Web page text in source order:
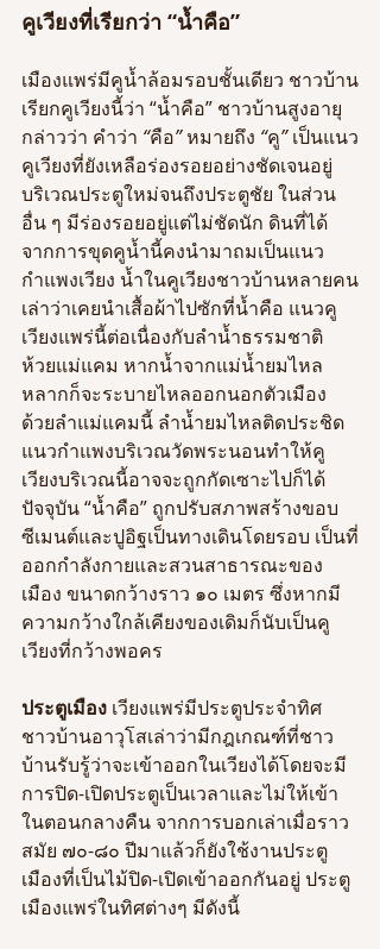
คูเวียงที่เรียกว่า “น้ำคือ”
เมืองแพร่มีคูน้ำล้อมรอบชั้นเดียว ชาวบ้าน
เรียกคูเวียงนี้ว่า “น้ำคือ” ชาวบ้านสูงอายุ
กล่าวว่า คำว่า “คือ” หมายถึง “คู” เป็นแนว
คูเวียงที่ยังเหลือร่องรอยอย่างชัดเจนอยู่
บริเวณประตูใหม่จนถึงประตูชัย ในส่วน
อื่น ๆ มีร่องรอยอยู่แต่ไม่ชัดนัก ดินที่ได้
จากการขุดคูน้ำนี้คงนำมาถมเป็นแนว
กำแพงเวียง น้ำในคูเวียงชาวบ้านหลายคน
เล่าว่าเคยนำเสื้อผ้าไปซักที่น้ำคือ แนวคู
เวียงแพร่นี้ต่อเนื่องกับลำน้ำธรรมชาติ
ห้วยแม่แคม หากน้ำจากแม่น้ำยมไหล
หลากก็จะระบายไหลออกนอกตัวเมือง
ด้วยลำแม่แคมนี้ ลำน้ำยมไหลติดประชิด
แนวกำแพงบริเวณวัดพระนอนทำให้คู
เวียงบริเวณนี้อาจจะถูกกัดเซาะไปก็ได้
ปัจจุบัน “น้ำคือ” ถูกปรับสภาพสร้างขอบ
ซีเมนต์และปูอิฐเป็นทางเดินโดยรอบ เป็นที่
ออกกำลังกายและสวนสาธารณะของ
เมือง ขนาดกว้างราว ๑๐ เมตร ซึ่งหากมี
ความกว้างใกล้เคียงของเดิมก็นับเป็นคู
เวียงที่กว้างพอคร
ประตูเมือง เวียงแพร่มีประตูประจำทิศ
ชาวบ้านอาวุโสเล่าว่ามีกฎเกณฑ์ที่ชาว
บ้านรับรู้ว่าจะเข้าออกในเวียงได้โดยจะมี
การปิด-เปิดประตูเป็นเวลาและไม่ให้เข้า
ในตอนกลางคืน จากการบอกเล่าเมื่อราว
สมัย ๗๐-๘๐ ปีมาแล้วก็ยังใช้งานประตู
เมืองที่เป็นไม้ปิด-เปิดเข้าออกกันอยู่ ประตู
เมืองแพร่ในทิศต่างๆ มีดังนี้